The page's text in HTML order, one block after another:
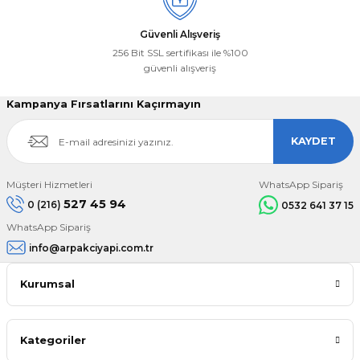
Güvenli Alışveriş
256 Bit SSL sertifikası ile %100
güvenli alışveriş
Kampanya Fırsatlarını Kaçırmayın
KAYDET
Müşteri Hizmetleri
0 (216) 527 45 94
WhatsApp Sipariş
0532 641 37 15
WhatsApp Sipariş
info@arpakciyapi.com.tr
Kurumsal
Kategoriler